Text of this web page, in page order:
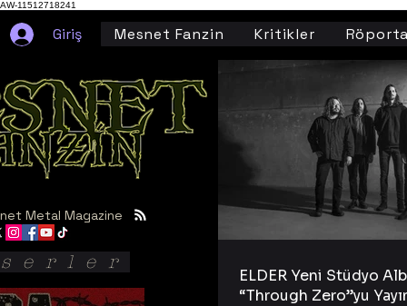
AW-11512718241
Giriş Mesnet Fanzin Kritikler
Metal Magazine
ELDER Yeni Stüdyo
“Through Zero”yu